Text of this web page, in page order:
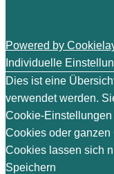
Powered by
Individuelle
Dies ist eine
verwendet werden.
Cookie-
Cookies oder
Cookies lassen sich
Speichern